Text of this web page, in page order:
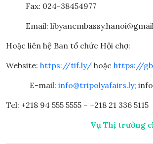
Fax: 024-38454977
Email:
Hoặc liên hệ Ban tổ chức Hội chợ:
Website: https://tif.ly/ hoặc https://
E-mail: info@tripolyafairs.ly;
Tel: +218 94 555 5555 – +218 21 336 5115
Vụ Thị trường